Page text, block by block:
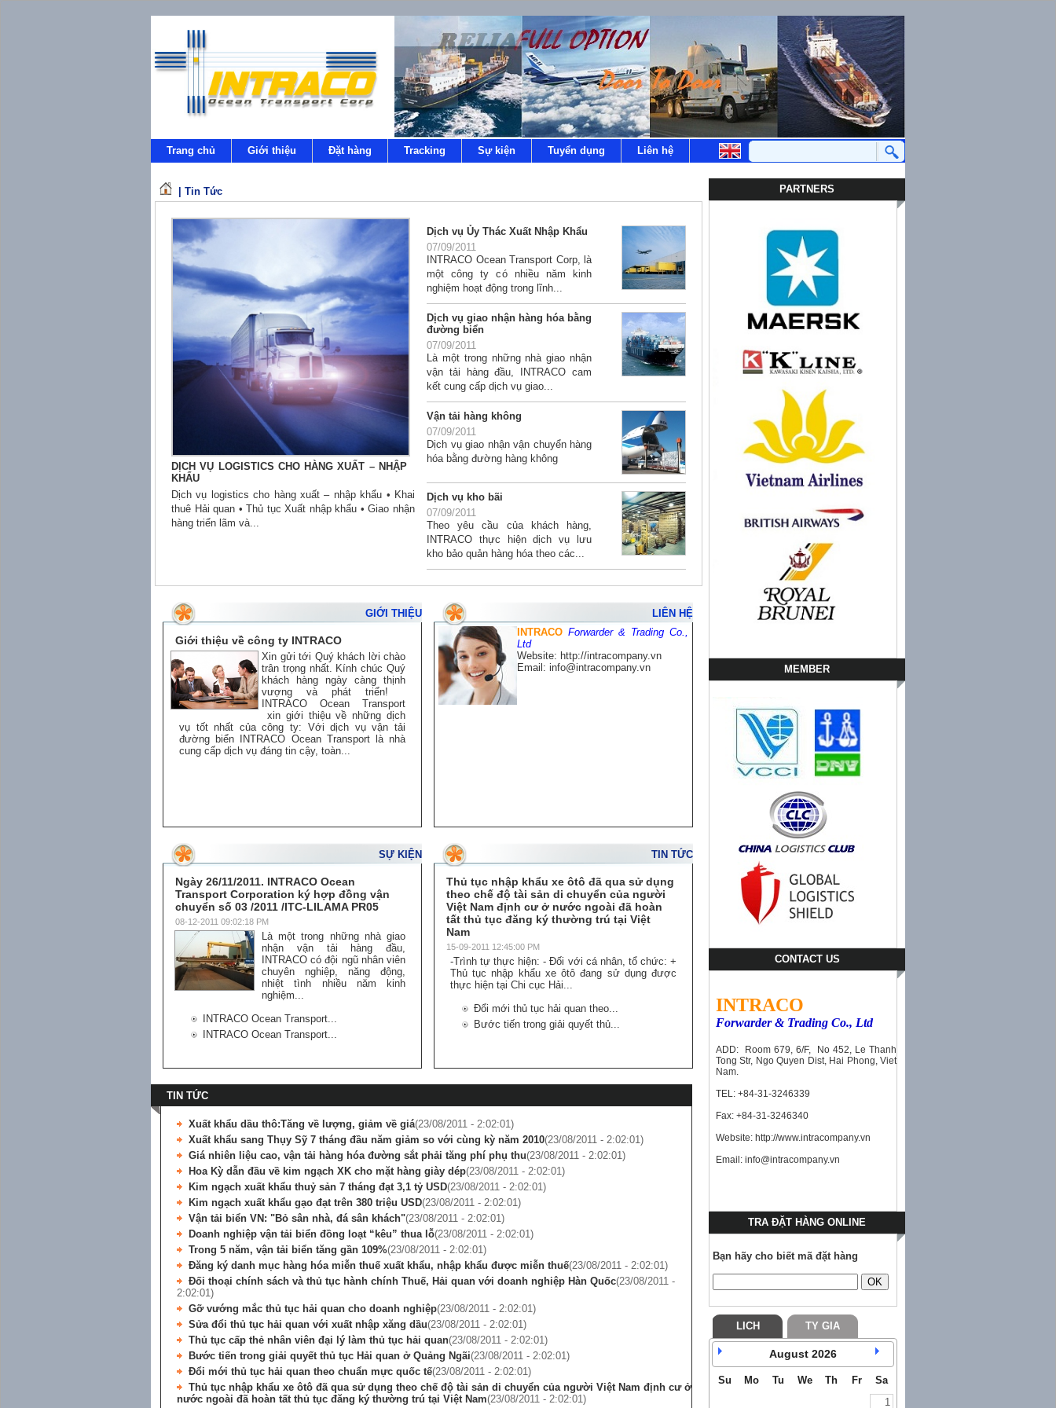
Trang chủ Giới thiệu Đặt hàng Tracking Sự kiện Tuyển dụng Liên hệ
Tin Tức
DỊCH VỤ LOGISTICS CHO HÀNG XUẤT – NHẬP
KHẨU
Dịch vụ logistics cho hàng xuất – nhập khẩu • Khai
thuê Hải quan • Thủ tục Xuất nhập khẩu • Giao nhận
hàng triển lãm và...
Dịch vụ Ủy Thác Xuất Nhập Khẩu
07/09/2011
INTRACO Ocean Transport Corp, là
một công ty có nhiều năm kinh
nghiệm hoạt động trong lĩnh...
Dịch vụ giao nhận hàng hóa bằng
đường biển
07/09/2011
Là một trong những nhà giao nhận
vận tải hàng đầu, INTRACO cam
kết cung cấp dịch vụ giao...
Vận tải hàng không
07/09/2011
Dịch vụ giao nhận vận chuyển hàng
hóa bằng đường hàng không
Dịch vụ kho bãi
07/09/2011
Theo yêu cầu của khách hàng,
INTRACO thực hiện dịch vụ lưu
kho bảo quản hàng hóa theo các...
GIỚI THIỆU
Giới thiệu về công ty INTRACO
Xin gửi tới Quý khách lời chào
trân trọng nhất. Kính chúc Quý
khách hàng ngày càng thịnh
vượng và phát triển!
INTRACO Ocean Transport
xin giới thiệu về những dịch
vụ tốt nhất của công ty: Với dịch vụ vận tải
đường biển INTRACO Ocean Transport là nhà
cung cấp dịch vụ đáng tin cậy, toàn...
LIÊN HỆ
INTRACO Forwarder & Trading Co.,
Ltd
Website: http://intracompany.vn
Email: info@intracompany.vn
SỰ KIỆN
Ngày 26/11/2011. INTRACO Ocean
Transport Corporation ký hợp đồng vận
chuyển số 03 /2011 /ITC-LILAMA PR05
08-12-2011 09:02:18 PM
Là một trong những nhà giao
nhận vận tải hàng đầu,
INTRACO có đội ngũ nhân viên
chuyên nghiệp, năng động,
nhiệt tình nhiều năm kinh
nghiệm...
INTRACO Ocean Transport...
INTRACO Ocean Transport...
TIN TỨC
Thủ tục nhập khẩu xe ôtô đã qua sử dụng
theo chế độ tài sản di chuyển của người
Việt Nam định cư ở nước ngoài đã hoàn
tất thủ tục đăng ký thường trú tại Việt
Nam
15-09-2011 12:45:00 PM
-Trình tự thực hiện: - Đối với cá nhân, tổ chức: +
Thủ tục nhập khẩu xe ôtô đang sử dụng được
thực hiện tại Chi cục Hải...
Đổi mới thủ tục hải quan theo...
Bước tiến trong giải quyết thủ...
TIN TỨC
Xuất khẩu dầu thô:Tăng về lượng, giảm về giá(23/08/2011 - 2:02:01)
Xuất khẩu sang Thụy Sỹ 7 tháng đầu năm giảm so với cùng kỳ năm 2010(23/08/2011 - 2:02:01)
Giá nhiên liệu cao, vận tải hàng hóa đường sắt phải tăng phí phụ thu(23/08/2011 - 2:02:01)
Hoa Kỳ dẫn đầu về kim ngạch XK cho mặt hàng giày dép(23/08/2011 - 2:02:01)
Kim ngạch xuất khẩu thuỷ sản 7 tháng đạt 3,1 tỷ USD(23/08/2011 - 2:02:01)
Kim ngạch xuất khẩu gạo đạt trên 380 triệu USD(23/08/2011 - 2:02:01)
Vận tải biển VN: "Bỏ sân nhà, đá sân khách"(23/08/2011 - 2:02:01)
Doanh nghiệp vận tải biển đồng loạt “kêu” thua lỗ(23/08/2011 - 2:02:01)
Trong 5 năm, vận tải biển tăng gần 109%(23/08/2011 - 2:02:01)
Đăng ký danh mục hàng hóa miễn thuế xuất khẩu, nhập khẩu được miễn thuế(23/08/2011 - 2:02:01)
Đối thoại chính sách và thủ tục hành chính Thuế, Hải quan với doanh nghiệp Hàn Quốc(23/08/2011 -
2:02:01)
Gỡ vướng mắc thủ tục hải quan cho doanh nghiệp(23/08/2011 - 2:02:01)
Sửa đổi thủ tục hải quan với xuất nhập xăng dầu(23/08/2011 - 2:02:01)
Thủ tục cấp thẻ nhân viên đại lý làm thủ tục hải quan(23/08/2011 - 2:02:01)
Bước tiến trong giải quyết thủ tục Hải quan ở Quảng Ngãi(23/08/2011 - 2:02:01)
Đổi mới thủ tục hải quan theo chuẩn mực quốc tế(23/08/2011 - 2:02:01)
Thủ tục nhập khẩu xe ôtô đã qua sử dụng theo chế độ tài sản di chuyển của người Việt Nam định cư ở
nước ngoài đã hoàn tất thủ tục đăng ký thường trú tại Việt Nam(23/08/2011 - 2:02:01)
PARTNERS
MEMBER
CONTACT US
INTRACO
Forwarder & Trading Co., Ltd
ADD: Room 679, 6/F, No 452, Le Thanh
Tong Str, Ngo Quyen Dist, Hai Phong, Viet
Nam.
TEL: +84-31-3246339
Fax: +84-31-3246340
Website: http://www.intracompany.vn
Email: info@intracompany.vn
TRA ĐẶT HÀNG ONLINE
Bạn hãy cho biết mã đặt hàng
LICH TY GIA
August 2026
Su Mo Tu We Th Fr
Sa
1